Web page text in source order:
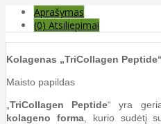
Aprašymas
(0) Atsiliepimai
Kolagenas „TriCollagen
Maisto papildas
TriCollagen Peptide“ yra
kolageno forma, kurio sudėtį